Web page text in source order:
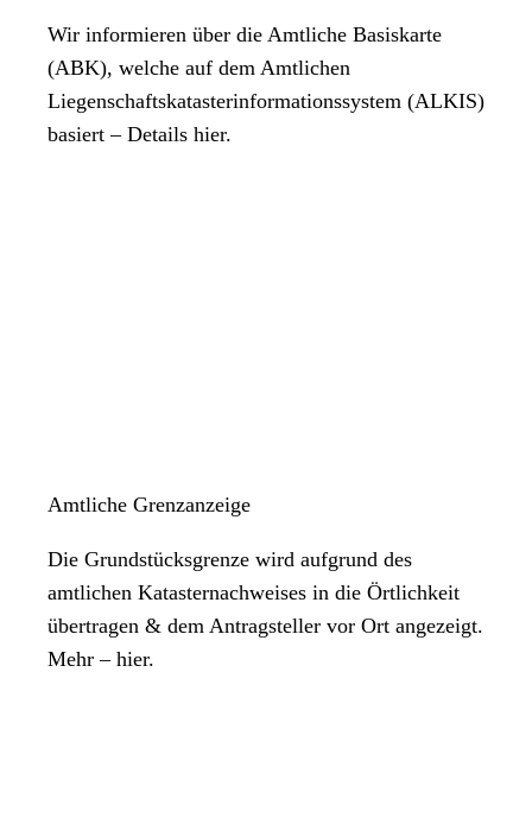
Wir informieren über die Amtliche Basiskarte
(ABK), welche auf dem Amtlichen
Liegenschaftskatasterinformationssystem (ALKIS)
basiert – Details hier.
Amtliche Grenzanzeige
Die Grundstücksgrenze wird aufgrund des
amtlichen Katasternachweises in die Örtlichkeit
übertragen & dem Antragsteller vor Ort angezeigt.
Mehr – hier.